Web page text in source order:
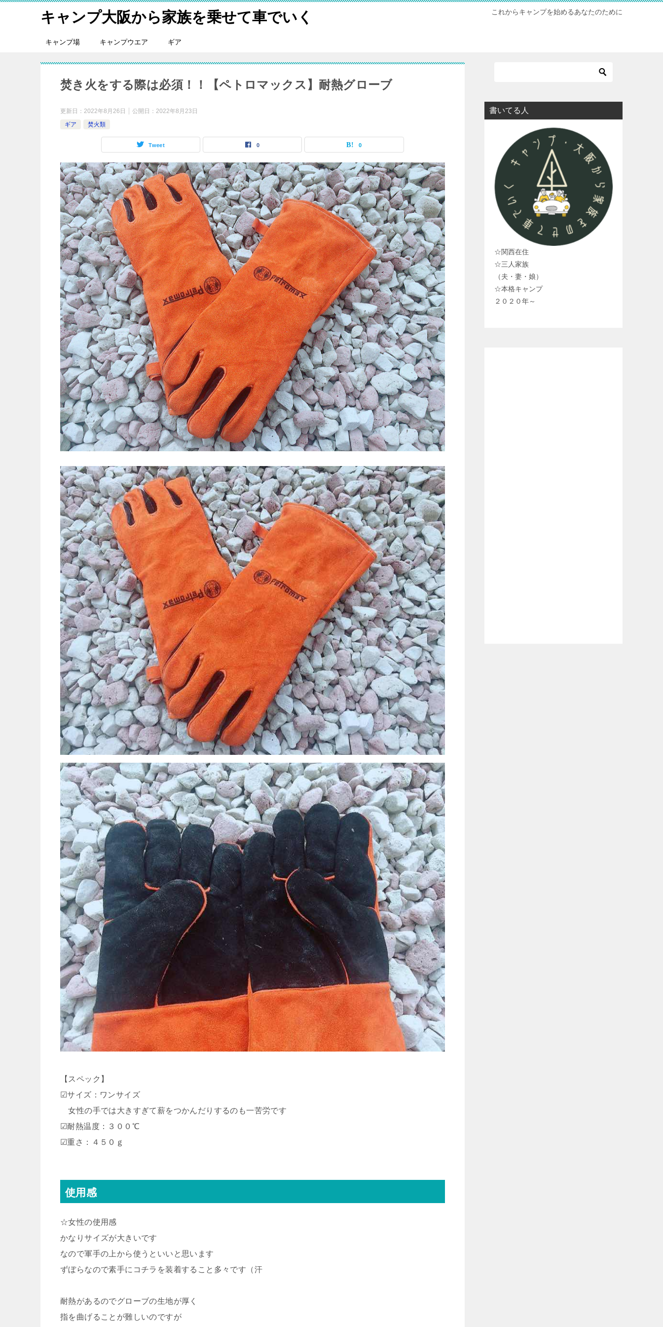
キャンプ大阪から家族を乗せて車でいく これからキャンプを始めるあなたのために
キャンプ場 キャンプウエア ギア
焚き火をする際は必須！！【ペトロマックス】耐熱グローブ
更新日： 2022年8月26日 公開日： 2022年8月23日
ギア
焚火類
Tweet 0 0
【スペック】
☑サイズ：ワンサイズ
女性の手では大きすぎて薪をつかんだりするのも一苦労です
☑耐熱温度：３００℃
☑重さ：４５０ｇ
使用感
☆女性の使用感
かなりサイズが大きいです
なので軍手の上から使うといいと思います
ずぼらなので素手にコチラを装着すること多々です（汗
耐熱があるのでグローブの生地が厚く
指を曲げることが難しいのですが
書いてる人
☆関西在住
☆三人家族
（夫・妻・娘）
☆本格キャンプ
２０２０年～